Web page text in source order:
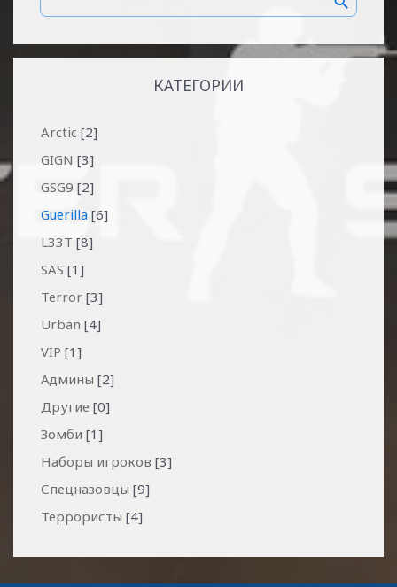
КАТЕГОРИИ
Arctic [2]
GIGN [3]
GSG9 [2]
Guerilla [6]
L33T [8]
SAS [1]
Terror [3]
Urban [4]
VIP [1]
Админы [2]
Другие [0]
Зомби [1]
Наборы игроков [3]
Спецназовцы [9]
Террористы [4]